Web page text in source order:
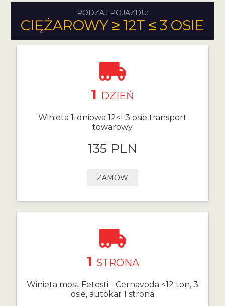
RODZAJ POJAZDU:
CIĘŻAROWY ≥ 12T ≤ 3 OSIE
1 DZIEŃ
Winieta 1-dniowa 12<=3 osie transport
towarowy
135 PLN
ZAMÓW
1 STRONA
Winieta most Fetesti - Cernavoda <12 ton, 3
osie, autokar 1 strona